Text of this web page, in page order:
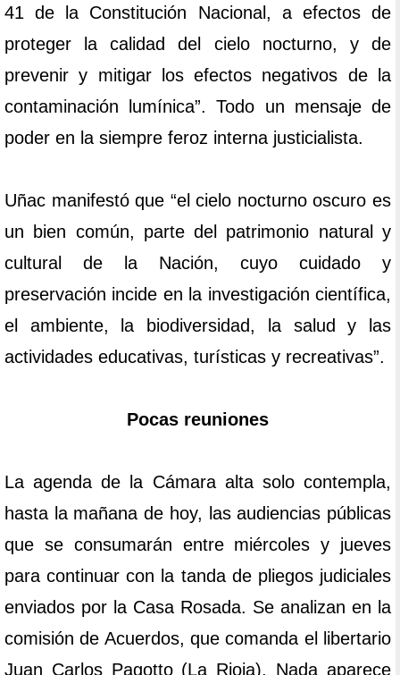
41 de la Constitución Nacional, a efectos de
proteger la calidad del cielo nocturno, y de
prevenir y mitigar los efectos negativos de la
contaminación lumínica”. Todo un mensaje de
poder en la siempre feroz interna justicialista.
Uñac manifestó que “el cielo nocturno oscuro es
un bien común, parte del patrimonio natural y
cultural de la Nación, cuyo cuidado y
preservación incide en la investigación científica,
el ambiente, la biodiversidad, la salud y las
actividades educativas, turísticas y recreativas”.
Pocas reuniones
La agenda de la Cámara alta solo contempla,
hasta la mañana de hoy, las audiencias públicas
que se consumarán entre miércoles y jueves
para continuar con la tanda de pliegos judiciales
enviados por la Casa Rosada. Se analizan en la
comisión de Acuerdos, que comanda el libertario
Juan Carlos Pagotto (La Rioja). Nada aparece